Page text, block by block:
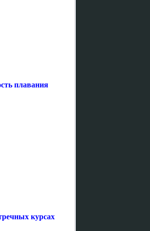
плавания
курсах